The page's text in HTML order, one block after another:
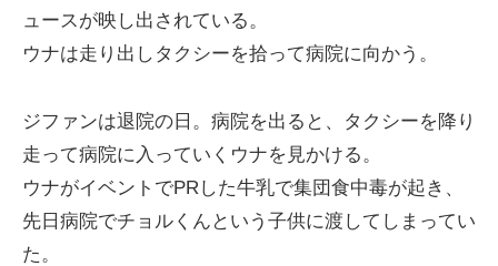
ュースが映し出されている。
ウナは走り出しタクシーを拾って病院に向かう。
ジファンは退院の日。病院を出ると、タクシーを降り
走って病院に入っていくウナを見かける。
ウナがイベントでPRした牛乳で集団食中毒が起き、
先日病院でチョルくんという子供に渡してしまってい
た。